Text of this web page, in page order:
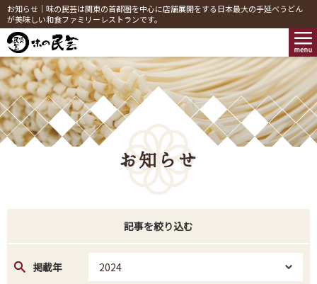
お知らせ｜味の民芸は関東の首都圏を中心に店舗展開をする日本最大の手延べうどん
が美味しい和食ファミリーレストランです。
お知らせ
記事を絞り込む
掲載年 2024